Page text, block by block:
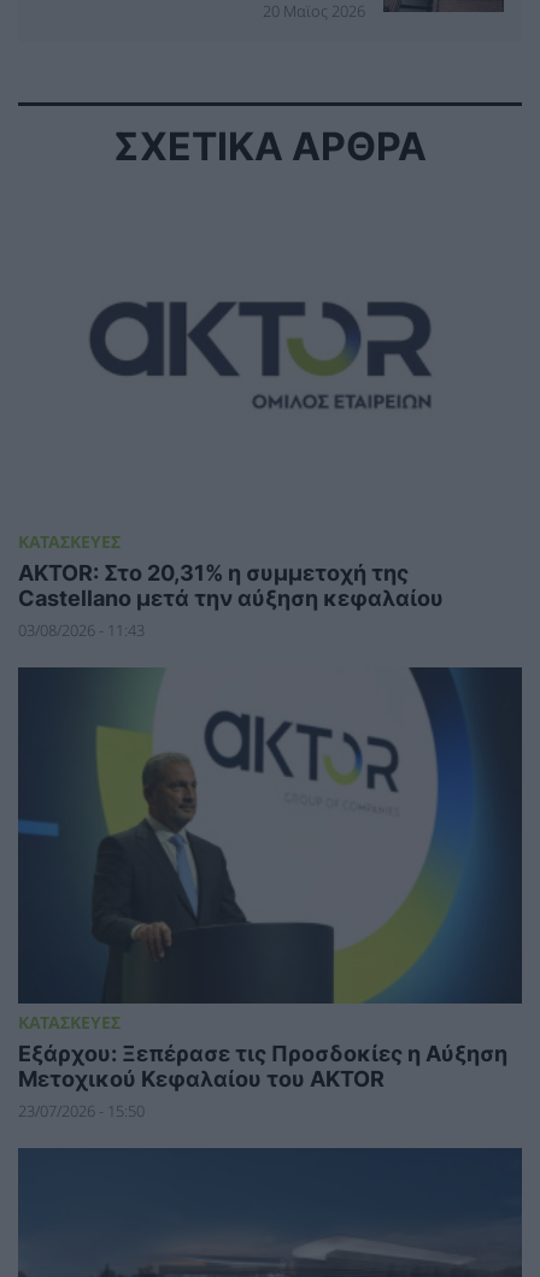
20 Μαϊος 2026
ΣΧΕΤΙΚΑ ΑΡΘΡΑ
ΚΑΤΑΣΚΕΥΕΣ
AKTOR: Στο 20,31% η συμμετοχή της
Castellano μετά την αύξηση κεφαλαίου
03/08/2026 - 11:43
ΚΑΤΑΣΚΕΥΕΣ
Εξάρχου: Ξεπέρασε τις Προσδοκίες η Αύξηση
Μετοχικού Κεφαλαίου του AKTOR
23/07/2026 - 15:50